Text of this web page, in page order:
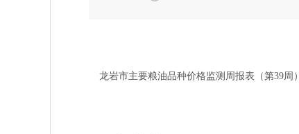
龙岩市主要粮油品种价格监测周报表（第39周）